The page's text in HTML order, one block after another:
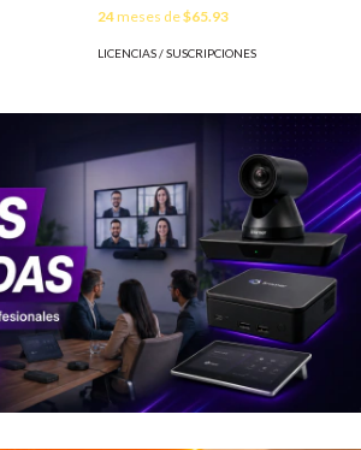
24meses de$65.93
LICENCIAS / SUSCRIPCIONES